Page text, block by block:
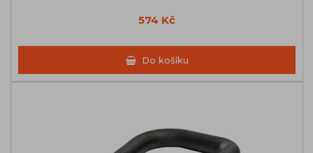
574 Kč
Do košíku